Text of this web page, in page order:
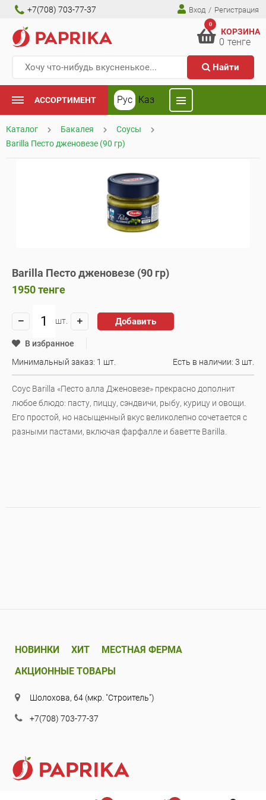
+7(708) 703-77-37 Вход / Регистрация
Найти
0
КОРЗИНА
0 тенге
АССОРТИМЕНТ Рус Каз
Каталог Бакалея
Соусы
Barilla Песто дженовезе (90 гр)
Barilla Песто дженовезе (90 гр)
1950тенге
шт. Добавить
В избранное
Минимальный заказ: 1 шт.
Есть в наличии: 3 шт.
Соус Barilla «Песто алла Дженовезе» прекрасно дополнит
любое блюдо: пасту, пиццу, сэндвичи, рыбу, курицу и овощи.
Его простой, но насыщенный вкус великолепно сочетается с
разными пастами, включая фарфалле и баветте Barilla.
НОВИНКИ ХИТ
МЕСТНАЯ ФЕРМА
АКЦИОННЫЕ ТОВАРЫ
Шолохова, 64 (мкр. "Строитель")
+7(708) 703-77-37